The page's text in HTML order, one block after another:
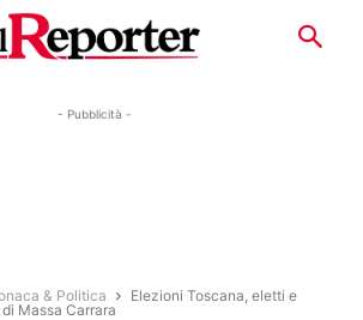
- Pubblicità -
& Politica
Elezioni Toscana, eletti e
Massa Carrara